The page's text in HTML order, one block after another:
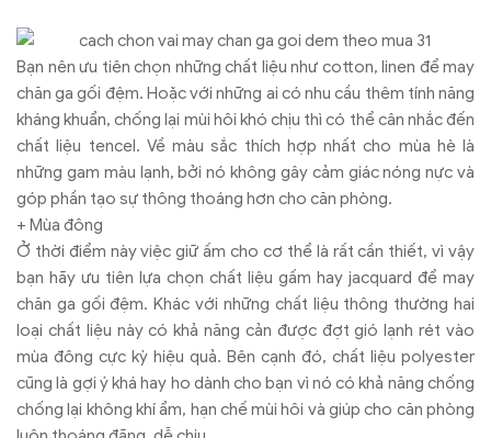
Bạn nên ưu tiên chọn những chất liệu như cotton, linen để may
chăn ga gối đệm. Hoặc với những ai có nhu cầu thêm tính năng
kháng khuẩn, chống lại mùi hôi khó chịu thì có thể cân nhắc đến
chất liệu tencel. Về màu sắc thích hợp nhất cho mùa hè là
những gam màu lạnh, bởi nó không gây cảm giác nóng nực và
góp phần tạo sự thông thoáng hơn cho căn phòng.
+ Mùa đông
Ở thời điểm này việc giữ ấm cho cơ thể là rất cần thiết, vì vậy
bạn hãy ưu tiên lựa chọn chất liệu gấm hay jacquard để may
chăn ga gối đệm. Khác với những chất liệu thông thường hai
loại chất liệu này có khả năng cản được đợt gió lạnh rét vào
mùa đông cực kỳ hiệu quả. Bên cạnh đó, chất liệu polyester
cũng là gợi ý khá hay ho dành cho bạn vì nó có khả năng chống
chống lại không khí ẩm, hạn chế mùi hôi và giúp cho căn phòng